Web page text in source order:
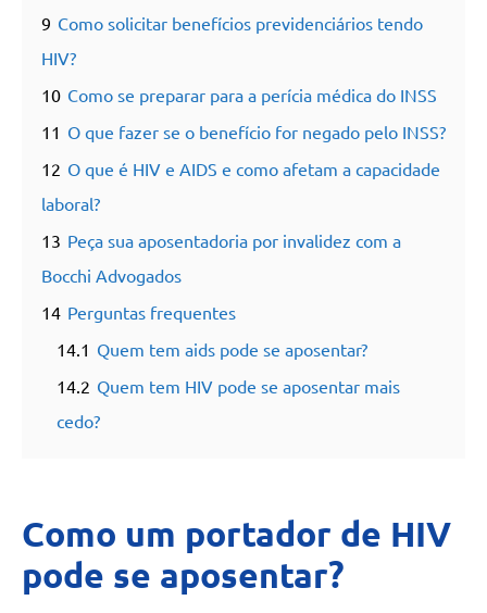
9 Como solicitar benefícios previdenciários tendo
HIV?
10 Como se preparar para a perícia médica do INSS
11 O que fazer se o benefício for negado pelo INSS?
12 O que é HIV e AIDS e como afetam a capacidade
laboral?
13 Peça sua aposentadoria por invalidez com a
Bocchi Advogados
14 Perguntas frequentes
14.1 Quem tem aids pode se aposentar?
14.2 Quem tem HIV pode se aposentar mais
cedo?
Como um portador de HIV
pode se aposentar?